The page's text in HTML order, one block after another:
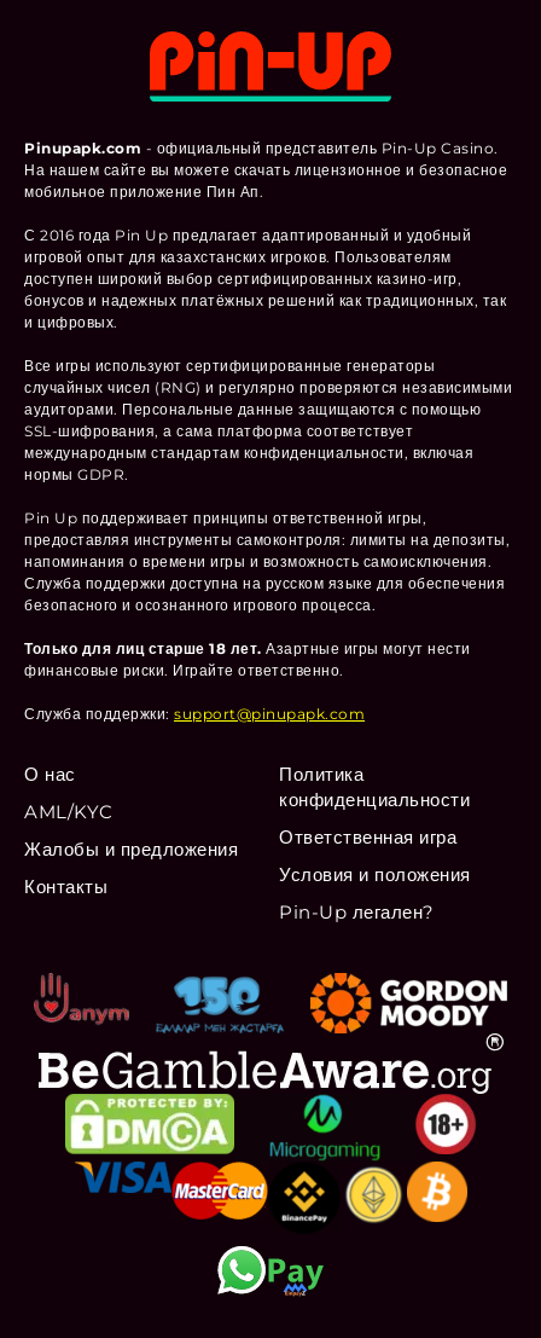
Pinupapk.com - официальный представитель Pin-Up Casino.
На нашем сайте вы можете скачать лицензионное и безопасное
мобильное приложение Пин Ап.
С 2016 года Pin Up предлагает адаптированный и удобный
игровой опыт для казахстанских игроков. Пользователям
доступен широкий выбор сертифицированных казино-игр,
бонусов и надежных платёжных решений как традиционных, так
и цифровых.
Все игры используют сертифицированные генераторы
случайных чисел (RNG) и регулярно проверяются независимыми
аудиторами. Персональные данные защищаются с помощью
SSL-шифрования, а сама платформа соответствует
международным стандартам конфиденциальности, включая
нормы GDPR.
Pin Up поддерживает принципы ответственной игры,
предоставляя инструменты самоконтроля: лимиты на депозиты,
напоминания о времени игры и возможность самоисключения.
Служба поддержки доступна на русском языке для обеспечения
безопасного и осознанного игрового процесса.
Только для лиц старше 18 лет. Азартные игры могут нести
финансовые риски. Играйте ответственно.
Служба поддержки: support@pinupapk.com
О нас
AML/KYC
Жалобы и предложения
Контакты
Политика
конфиденциальности
Ответственная игра
Условия и положения
Pin-Up легален?